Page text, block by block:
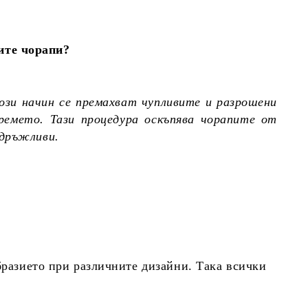
чорапи?
начин се премахват чупливите и разрошени
Тази процедура оскъпява чорапите от
при различните дизайни. Така всички